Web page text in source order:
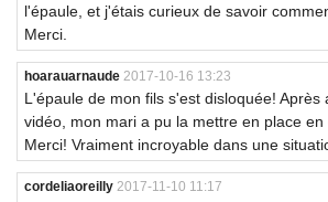
l'épaule, et j'étais curieux de savoir
Merci.
hoarauarnaude 2017-10-16 13:23
L'épaule de mon fils s'est disloquée! Après
vidéo, mon mari a pu la mettre en place en
Merci! Vraiment incroyable dans une
cordeliaoreilly 2017-11-10 11:17